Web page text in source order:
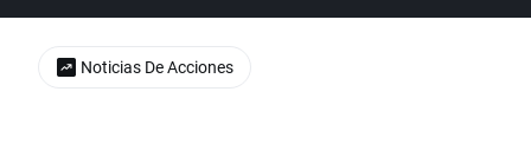
Noticias De Acciones